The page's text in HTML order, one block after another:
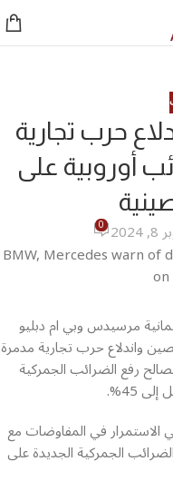
حرب تجارية
أوروبية على
0
مرسيدس وبي ام دبليو
واندلاع حرب تجارية مدمرة
رفع الضرائب الجمركية
45%.
الاستمرار في المفاوضات مع
الجمركية الجديدة على